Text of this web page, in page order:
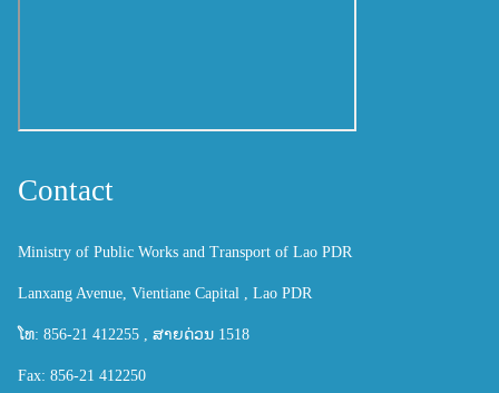
Contact
Ministry of Public Works and Transport of Lao PDR
Lanxang Avenue, Vientiane Capital , Lao PDR
ໂທ: 856-21 412255 , ສາຍດ່ວນ 1518
Fax: 856-21 412250